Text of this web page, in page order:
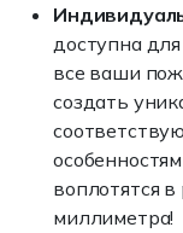
доступна
все ваши
создать
воплотятся
миллиметра!